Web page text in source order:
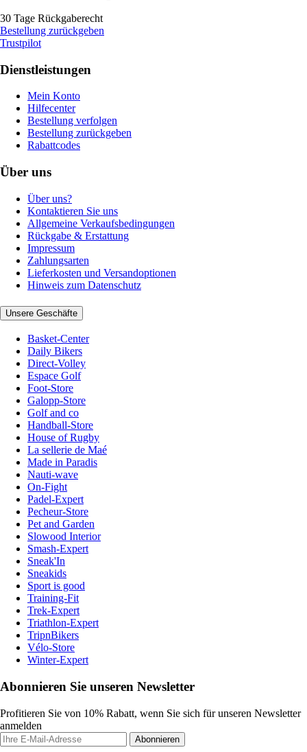
30 Tage Rückgaberecht
Bestellung zurückgeben
Trustpilot
Dienstleistungen
Mein Konto
Hilfecenter
Bestellung verfolgen
Bestellung zurückgeben
Rabattcodes
Über uns
Über uns?
Kontaktieren Sie uns
Allgemeine Verkaufsbedingungen
Rückgabe & Erstattung
Impressum
Zahlungsarten
Lieferkosten und Versandoptionen
Hinweis zum Datenschutz
Unsere Geschäfte
Basket-Center
Daily Bikers
Direct-Volley
Espace Golf
Foot-Store
Galopp-Store
Golf and co
Handball-Store
House of Rugby
La sellerie de Maé
Made in Paradis
Nauti-wave
On-Fight
Padel-Expert
Pecheur-Store
Pet and Garden
Slowood Interior
Smash-Expert
Sneak'In
Sneakids
Sport is good
Training-Fit
Trek-Expert
Triathlon-Expert
TripnBikers
Vélo-Store
Winter-Expert
Abonnieren Sie unseren Newsletter
Profitieren Sie von 10% Rabatt, wenn Sie sich für unseren Newsletter
anmelden
Abonnieren